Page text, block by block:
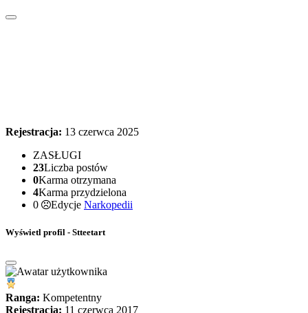
Rejestracja: 13 czerwca 2025
ZASŁUGI
23Liczba postów
0Karma otrzymana
4Karma przydzielona
0
Edycje Narkopedii
Wyświetl profil - Stteetart
Ranga: Kompetentny
Rejestracja: 11 czerwca 2017